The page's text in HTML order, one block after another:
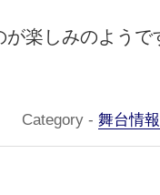
楽しみのようで
Category - 舞台情報